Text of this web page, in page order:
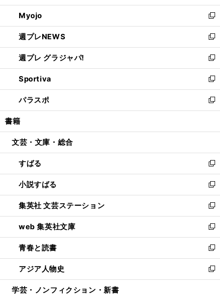
開
く
ウ
で
開
く
ン
ド
ウ
で
開
く
ウ
ィ
ン
ド
ウ
で
開
く
Myojo
新
し
い
ウ
ィ
ン
ド
ウ
で
開
週プレNEWS
新
し
い
ウ
ィ
ン
ド
ウ
開
週プレ グラジャパ!
新
し
い
ウ
ィ
ン
ウ
開
く
Sportiva
新
し
い
ウ
ン
ウ
で
開
く
パラスポ
新
し
ウ
ン
ド
ウ
で
開
く
書籍
文芸・文庫・総合
すばる
新
し
い
ウ
ィ
ン
ド
ウ
で
開
く
小説すばる
新
し
い
ウ
ィ
ン
ド
ウ
で
開
集英社 文芸ステーション
新
し
い
ウ
ィ
ン
ド
ウ
web 集英社文庫
新
し
い
ウ
ィ
ン
青春と読書
新
し
い
ウ
アジア人物史
新
し
学芸・ノンフィクション・新書